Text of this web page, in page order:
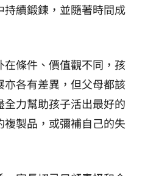
續鍛鍊，並隨著時間成
條件、價值觀不同，孩
各有差異，但父母都該
力幫助孩子活出最好的
製品，或彌補自己的失